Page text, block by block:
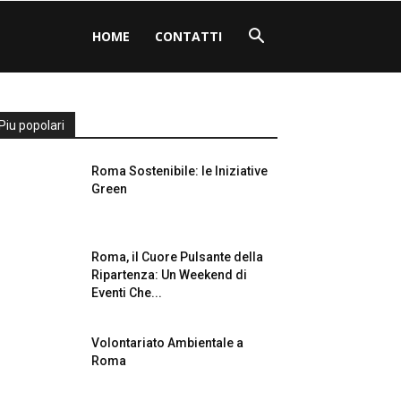
HOME CONTATTI
Piu popolari
Roma Sostenibile: le Iniziative
Green
Roma, il Cuore Pulsante della
Ripartenza: Un Weekend di
Eventi Che...
Volontariato Ambientale a
Roma